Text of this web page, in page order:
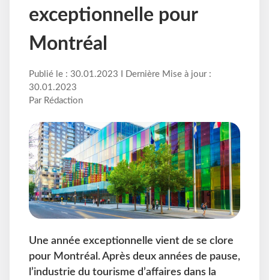
exceptionnelle pour
Montréal
Publié le : 30.01.2023 I Dernière Mise à jour :
30.01.2023
Par Rédaction
Une année exceptionnelle vient de se clore
pour Montréal. Après deux années de pause,
l’industrie du tourisme d’affaires dans la